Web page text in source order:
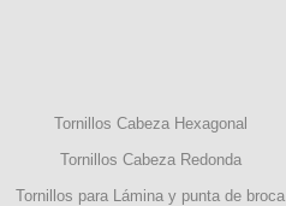
Tornillos Cabeza Hexagonal
Tornillos Cabeza Redonda
Tornillos para Lámina y punta de broca